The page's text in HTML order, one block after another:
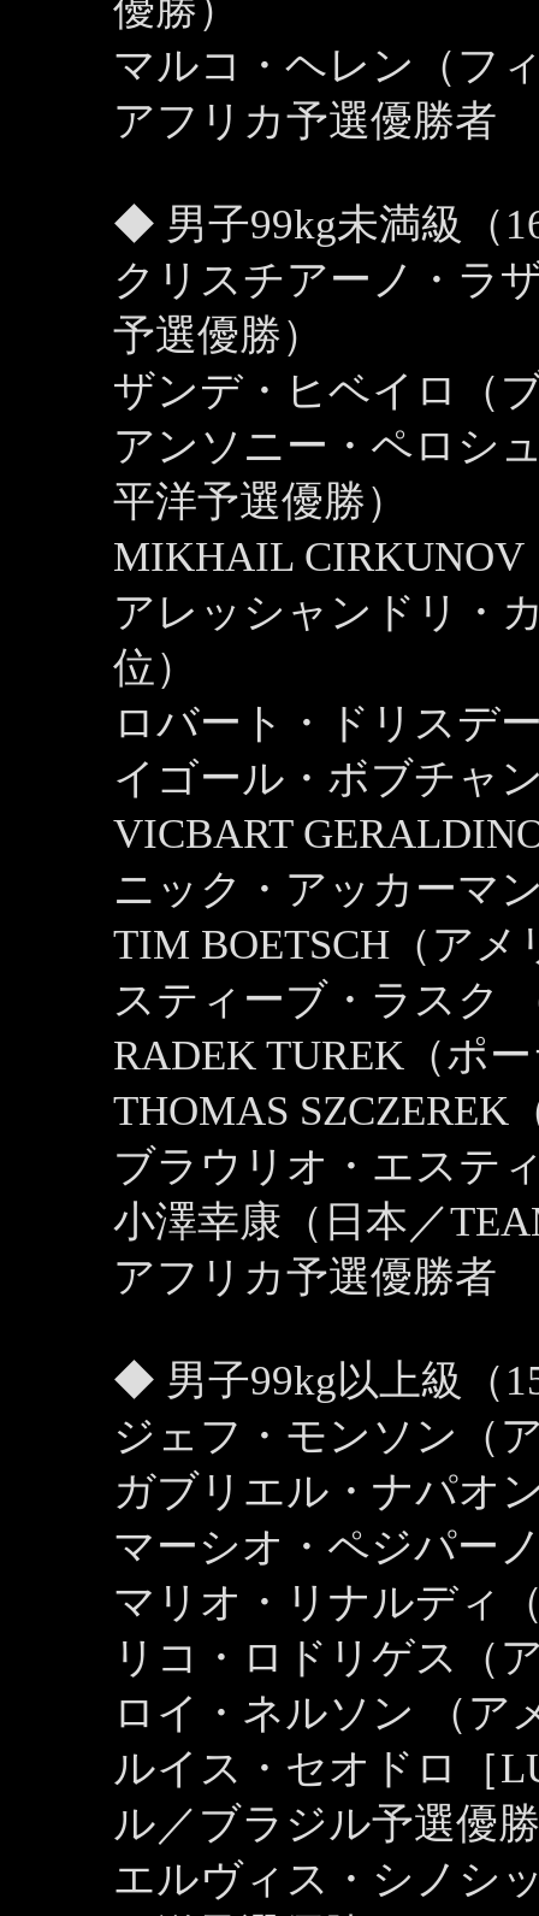
優勝）
マルコ・ヘレン（フ
アフリカ予選優勝者
◆ 男子99kg未満級（
クリスチアーノ・ラ
予選優勝）
ザンデ・ヒベイロ（
アンソニー・ペロシ
平洋予選優勝）
MIKHAIL
アレッシャンドリ・
位）
ロバート・ドリスデ
イゴール・ボブチャ
VICBART
ニック・アッカーマ
TIM BOETSCH（ア
スティーブ・ラスク
RADEK TUREK（ポ
THOMAS SZCZEREK
ブラウリオ・エステ
小澤幸康（日本／
アフリカ予選優勝者
◆ 男子99kg以上級（
ジェフ・モンソン（
ガブリエル・ナパオ
マーシオ・ペジパー
マリオ・リナルディ
リコ・ロドリゲス（
ロイ・ネルソン （ア
ルイス・セオドロ［
ル／ブラジル予選優
エルヴィス・シノシ